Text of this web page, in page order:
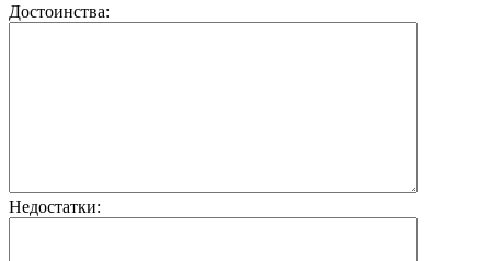
Достоинства:
Недостатки: